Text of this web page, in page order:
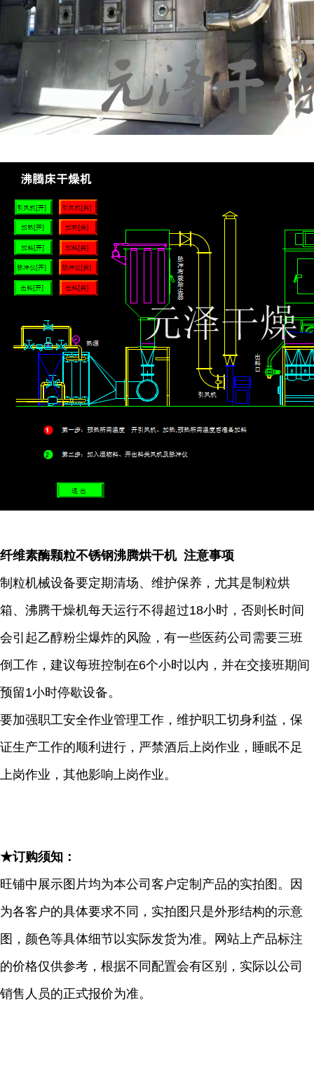
纤维素酶颗粒不锈钢沸腾烘干机 注意事项
制粒机械设备要定期清场、维护保养，尤其是制粒烘
箱、沸腾干燥机每天运行不得超过18小时，否则长时间
会引起乙醇粉尘爆炸的风险，有一些医药公司需要三班
倒工作，建议每班控制在6个小时以内，并在交接班期间
预留1小时停歇设备。
要加强职工安全作业管理工作，维护职工切身利益，保
证生产工作的顺利进行，严禁酒后上岗作业，睡眠不足
上岗作业，其他影响上岗作业。
★订购须知：
旺铺中展示图片均为本公司客户定制产品的实拍图。因
为各客户的具体要求不同，实拍图只是外形结构的示意
图，颜色等具体细节以实际发货为准。网站上产品标注
的价格仅供参考，根据不同配置会有区别，实际以公司
销售人员的正式报价为准。